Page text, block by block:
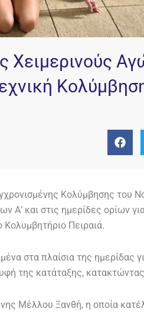
Χειμερινούς
Κολύμβησης του
Α’ και στις ημερίδες ορίων
Πειραιά.
στα πλαίσια της ημερίδας
της κατάταξης,
Μέλλου Ξανθή, η οποία